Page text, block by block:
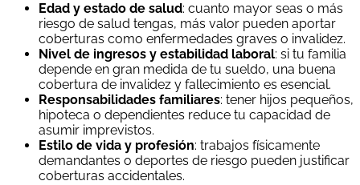
Edad y estado de salud: cuanto mayor seas o más
riesgo de salud tengas, más valor pueden aportar
coberturas como enfermedades graves o invalidez.
Nivel de ingresos y estabilidad laboral: si tu familia
depende en gran medida de tu sueldo, una buena
cobertura de invalidez y fallecimiento es esencial.
Responsabilidades familiares: tener hijos pequeños,
hipoteca o dependientes reduce tu capacidad de
asumir imprevistos.
Estilo de vida y profesión: trabajos físicamente
demandantes o deportes de riesgo pueden justificar
coberturas accidentales.